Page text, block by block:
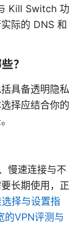
Kill Switch 功
际的 DNS 和
？
具备透明隐私
择应结合你的
慢速连接与不
长期使用，正
择与设置指
VPN评测与